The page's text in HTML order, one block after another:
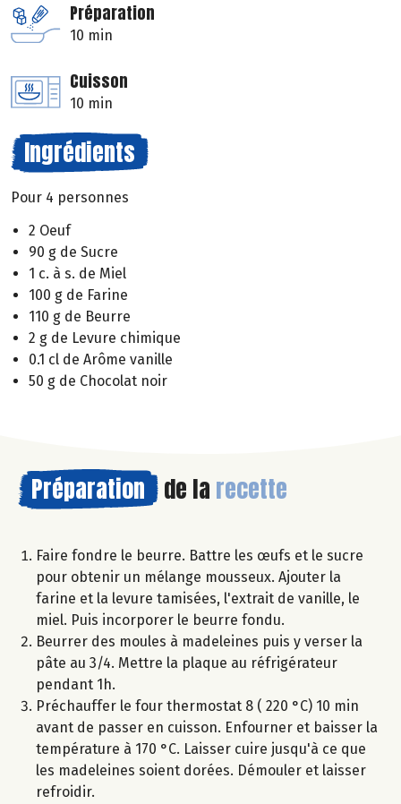
Préparation
10 min
Cuisson
10 min
Ingrédients
Pour 4 personnes
2 Oeuf
90 g de Sucre
1 c. à s. de Miel
100 g de Farine
110 g de Beurre
2 g de Levure chimique
0.1 cl de Arôme vanille
50 g de Chocolat noir
Préparation de la recette
Faire fondre le beurre. Battre les œufs et le sucre
pour obtenir un mélange mousseux. Ajouter la
farine et la levure tamisées, l'extrait de vanille, le
miel. Puis incorporer le beurre fondu.
Beurrer des moules à madeleines puis y verser la
pâte au 3/4. Mettre la plaque au réfrigérateur
pendant 1h.
Préchauffer le four thermostat 8 ( 220 °C) 10 min
avant de passer en cuisson. Enfourner et baisser la
température à 170 °C. Laisser cuire jusqu'à ce que
les madeleines soient dorées. Démouler et laisser
refroidir.